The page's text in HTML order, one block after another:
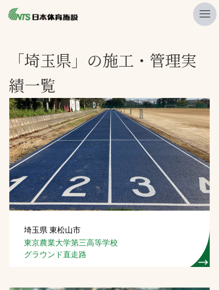
ニュース
プレスリリース
レポート
製品・サービス一覧
施工・管理実績一覧
会社概要
採用情報
検索
お問合せ
お取引先の皆様へ
「埼玉県」の施工・管理実
績一覧
埼玉県 東松山市
東京農業大学第三高等学校
グラウンド直走路